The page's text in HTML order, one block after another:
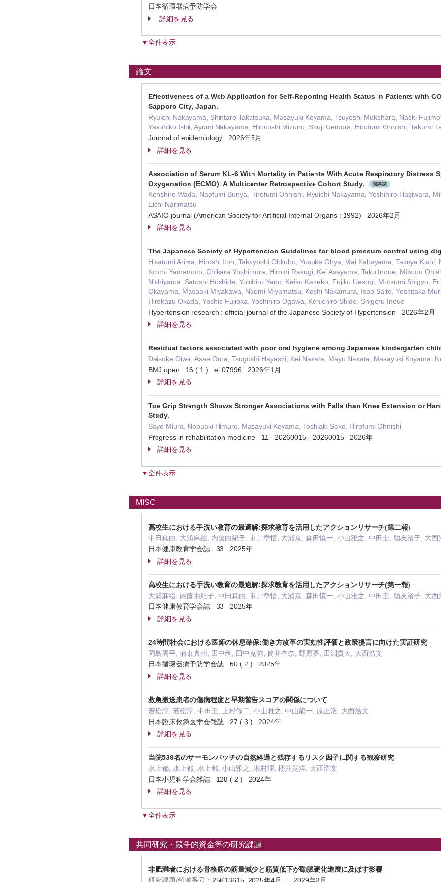
日本循環器病予防学会
詳細を見る
▼全件表示
論文
Effectiveness of a Web Application for Self-Reporting Health Status in Patients with
Sapporo City, Japan.
Ryuichi Nakayama, Shintaro Takatsuka, Masayuki Koyama, Tsuyoshi Mukohara, Naoki
Yasuhiko Ishii, Ayumi Nakayama, Hirotoshi Mizuno, Shuji Uemura, Hirofumi Ohnishi, Takumi
Journal of epidemiology 2026年5月
詳細を見る
Association of Serum KL-6 With Mortality in Patients With Acute Respiratory Distress
Oxygenation (ECMO): A Multicenter Retrospective Cohort Study.
国際誌
Kenshiro Wada, Naofumi Bunya, Hirofumi Ohnishi, Ryuichi Nakayama, Yoshihiro Hagiwara,
Eichi Narimatsu
ASAIO journal (American Society for Artificial Internal Organs : 1992) 2026年2月
詳細を見る
The Japanese Society of Hypertension Guidelines for blood pressure control using
Hisatomi Arima, Hiroshi Itoh, Takayoshi Ohkubo, Yusuke Ohya, Mai Kabayama, Takuya
Koichi Yamamoto, Chikara Yoshimura, Hiromi Rakugi, Kei Asayama, Taku Inoue, Mitsuru
Nishiyama, Satoshi Hoshide, Yuichiro Yano, Keiko Kaneko, Fujiko Uesugi, Mutsumi Shigyo,
Okayama, Masaaki Miyakawa, Naomi Miyamatsu, Koshi Nakamura, Isao Saito, Yoshitaka
Hirokazu Okada, Yoshio Fujioka, Yoshihiro Ogawa, Kenichiro Shide, Shigeru Inoue
Hypertension research : official journal of the Japanese Society of Hypertension 2026年2月
詳細を見る
Residual factors associated with poor oral hygiene among Japanese kindergarten
Daisuke Oiwa, Asae Oura, Tsugushi Hayashi, Kei Nakata, Mayu Nakata, Masayuki Koyama,
BMJ open 16 ( 1 ) e107996 2026年1月
詳細を見る
Toe Grip Strength Shows Stronger Associations with Falls than Knee Extension or
Study.
Sayo Miura, Nobuaki Himuro, Masayuki Koyama, Toshiaki Seko, Hirofumi Ohnishi
Progress in rehabilitation medicine 11 20260015 - 20260015 2026年
詳細を見る
▼全件表示
MISC
高校生における手洗い教育の最適解:探求教育を活用したアクションリサーチ(第二報)
中田真由, 大浦麻絵, 内藤由紀子, 市川章悟, 大浦京, 森田慎一, 小山雅之, 中田圭, 助友裕子, 大西
日本健康教育学会誌 33 2025年
詳細を見る
高校生における手洗い教育の最適解:探求教育を活用したアクションリサーチ(第一報)
大浦麻絵, 内藤由紀子, 中田真由, 市川章悟, 大浦京, 森田慎一, 小山雅之, 中田圭, 助友裕子, 大西
日本健康教育学会誌 33 2025年
詳細を見る
24時間社会における医師の休息確保:働き方改革の実効性評価と政策提言に向けた実証研究
岡島周平, 蒲東真州, 田中絢, 田中克弥, 筒井杏奈, 野原夢, 田淵貴大, 大西浩文
日本循環器病予防学会誌 60 ( 2 ) 2025年
詳細を見る
救急搬送患者の傷病程度と早期警告スコアの関係について
若松淳, 若松淳, 中田圭, 上村修二, 小山雅之, 中山龍一, 原正浩, 大西浩文
日本臨床救急医学会雑誌 27 ( 3 ) 2024年
詳細を見る
当院539名のサーモンパッチの自然経過と残存するリスク因子に関する観察研究
水上都, 水上都, 水上都, 小山雅之, 木村理, 櫻井晃洋, 大西浩文
日本小児科学会雑誌 128 ( 2 ) 2024年
詳細を見る
▼全件表示
共同研究・競争的資金等の研究課題
非肥満者における骨格筋の筋量減少と筋質低下が動脈硬化進展に及ぼす影響
研究課題/領域番号： 25K13615 2025年4月 - 2029年3月